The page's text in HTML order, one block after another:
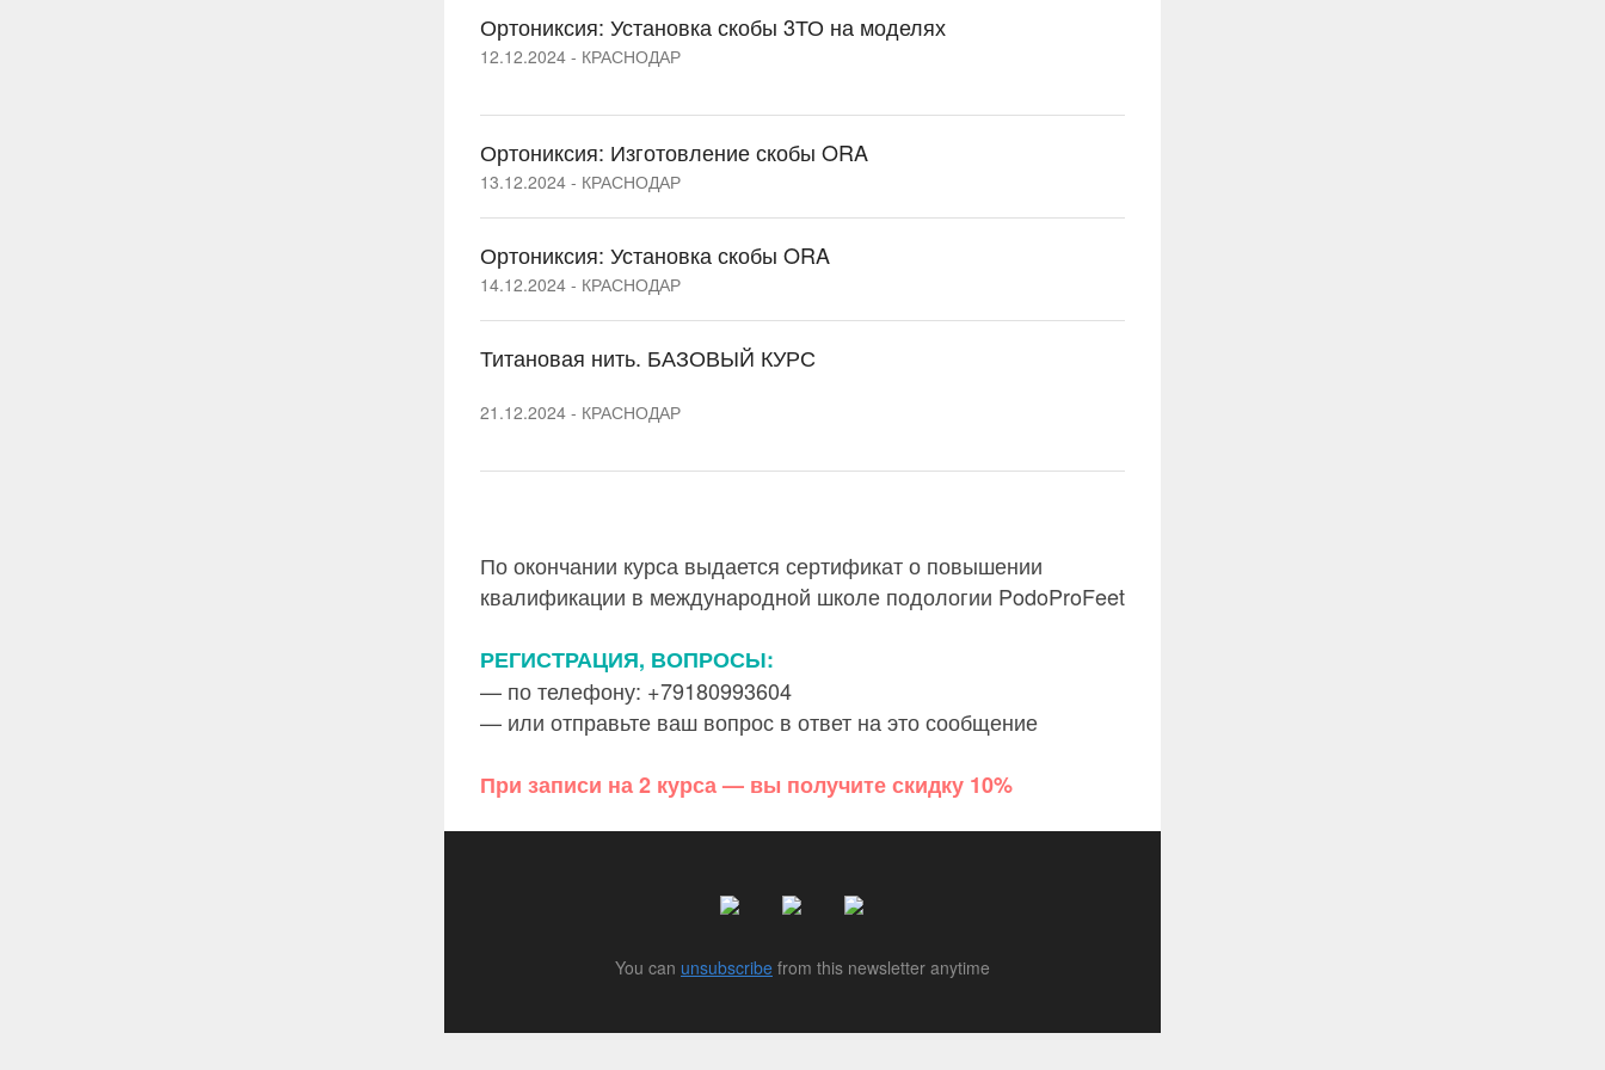
Ортониксия: Установка скобы 3ТО на моделях
12.12.2024 - КРАСНОДАР
Ортониксия: Изготовление скобы ORA
13.12.2024 - КРАСНОДАР
Ортониксия: Установка скобы ORA
14.12.2024 - КРАСНОДАР
Титановая нить. БАЗОВЫЙ КУРС
21.12.2024 - КРАСНОДАР
По окончании курса выдается сертификат о повышении
квалификации в международной школе подологии PodoProFeet
РЕГИСТРАЦИЯ, ВОПРОСЫ:
— по телефону: +79180993604
— или отправьте ваш вопрос в ответ на это сообщение
При записи на 2 курса — вы получите скидку 10%
You can unsubscribe from this newsletter anytime